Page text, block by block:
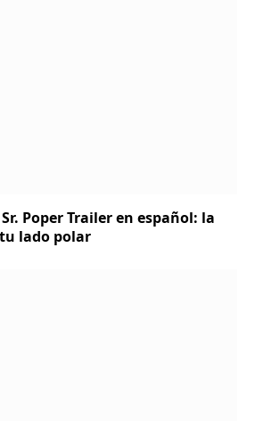
Poper Trailer en español: la
lado polar